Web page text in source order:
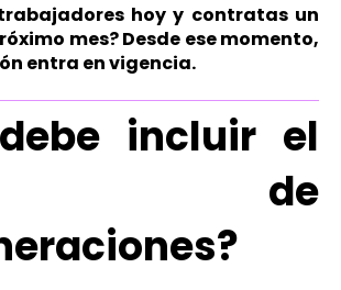
hoy y contratas un
mes? Desde ese momento,
entra en vigencia.
incluir el
de